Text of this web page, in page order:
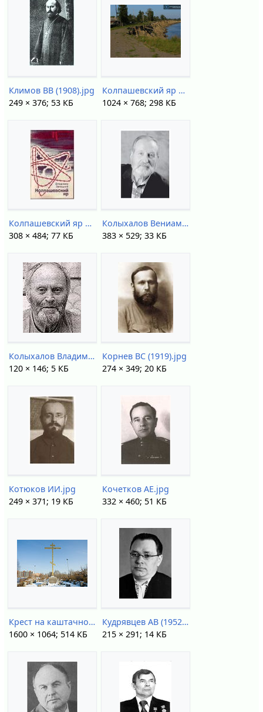
Климов ВВ (1908).jpg
249 × 376; 53 КБ
Колпашевский яр 2010.jpg
1024 × 768; 298 КБ
Колпашевский яр книга.jpg
308 × 484; 77 КБ
Колыхалов Вениамин Анисимович.jpg
383 × 529; 33 КБ
Колыхалов Владимир Анисимович.jpg
120 × 146; 5 КБ
Корнев ВС (1919).jpg
274 × 349; 20 КБ
Котюков ИИ.jpg
249 × 371; 19 КБ
Кочетков АЕ.jpg
332 × 460; 51 КБ
Крест на каштачной горе DSC44085.jpg
1600 × 1064; 514 КБ
Кудрявцев АВ (1952).jpg
215 × 291; 14 КБ